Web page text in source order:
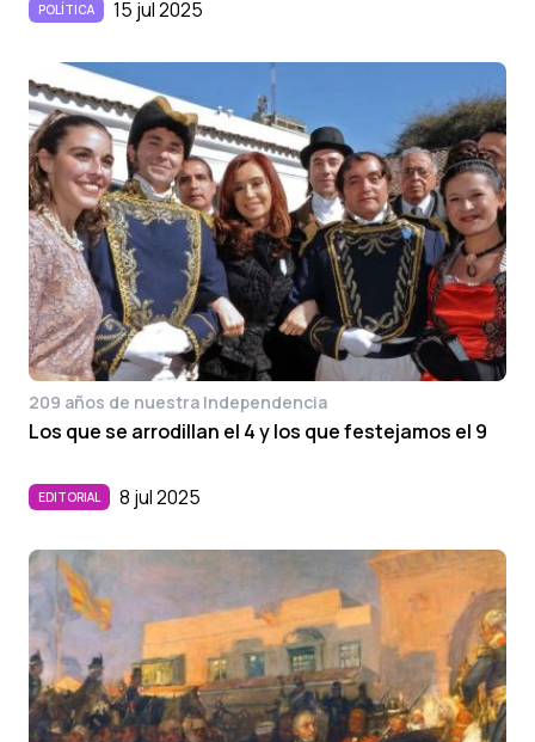
POLÍTICA 15 jul 2025
209 años de nuestra Independencia
Los que se arrodillan el 4 y los que festejamos el 9
EDITORIAL 8 jul 2025